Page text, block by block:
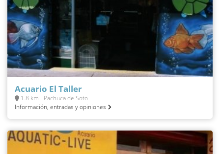
Acuario El Taller
1.8 km - Pachuca de Soto
Información, entradas y opiniones